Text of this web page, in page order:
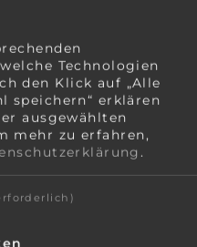
Technologien
den Klick auf „Alle
speichern“ erklären
ausgewählten
mehr zu erfahren,
.